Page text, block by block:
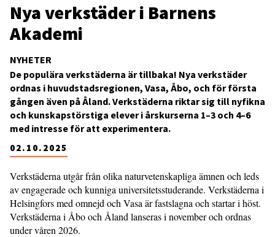
NYHETER
Nya verkstäder i Barnens
Akademi
02.10.2025
De populära verkstäderna är tillbaka! Nya verkstäder
ordnas i huvudstadsregionen, Vasa, Åbo, och för första
gången även på Åland. Verkstäderna riktar sig till nyfikna
och kunskapstörstiga elever i årskurserna 1–3 och 4–6
med intresse för att experimentera.
Verkstäderna utgår från olika naturvetenskapliga ämnen och leds
av engagerade och kunniga universitetsstuderande. Verkstäderna i
Helsingfors med omnejd och Vasa är fastslagna och startar i höst.
Verkstäderna i Åbo och Åland lanseras i november och ordnas
under våren 2026.